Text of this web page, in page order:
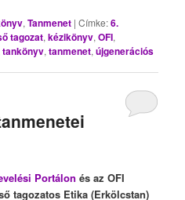
,Tanmenet |Címke:6.
tagozat,kézikönyv,OFI,
tankönyv,tanmenet,újgenerációs
Portálon és az OFI
tagozatos Etika (Erkölcstan)